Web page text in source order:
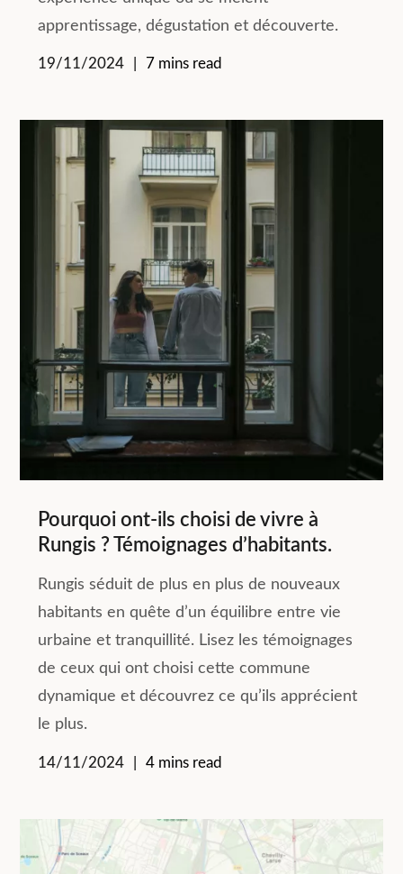
apprentissage, dégustation et découverte.
19/11/2024 7 mins read
Pourquoi ont-ils choisi de vivre à
Rungis ? Témoignages d’habitants.
Rungis séduit de plus en plus de nouveaux
habitants en quête d’un équilibre entre vie
urbaine et tranquillité. Lisez les témoignages
de ceux qui ont choisi cette commune
dynamique et découvrez ce qu’ils apprécient
le plus.
14/11/2024 4 mins read